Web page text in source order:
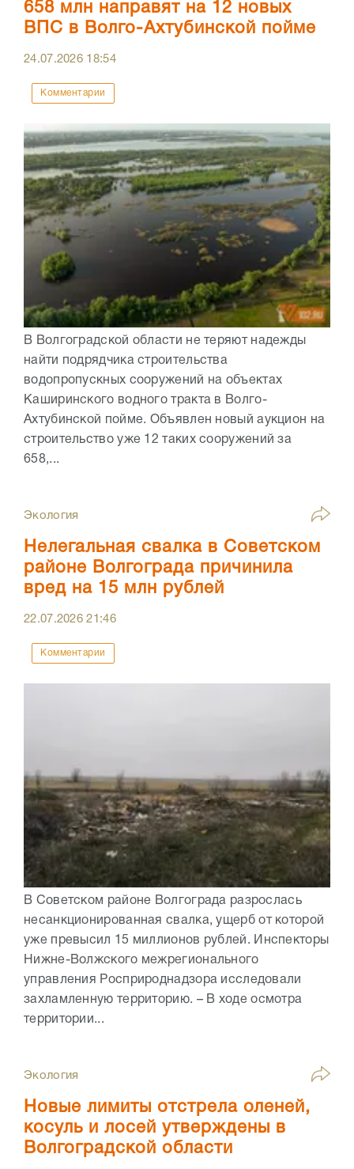
658 млн направят на 12 новых
ВПС в Волго-Ахтубинской пойме
24.07.2026 18:54
Комментарии
В Волгоградской области не теряют надежды
найти подрядчика строительства
водопропускных сооружений на объектах
Каширинского водного тракта в Волго-
Ахтубинской пойме. Объявлен новый аукцион на
строительство уже 12 таких сооружений за
658,...
Экология
Нелегальная свалка в Советском
районе Волгограда причинила
вред на 15 млн рублей
22.07.202621:46
Комментарии
В Советском районе Волгограда разрослась
несанкционированная свалка, ущерб от которой
уже превысил 15 миллионов рублей. Инспекторы
Нижне-Волжского межрегионального
управления Росприроднадзора исследовали
захламленную территорию. – В ходе осмотра
территории...
Экология
Новые лимиты отстрела оленей,
косуль и лосей утверждены в
Волгоградской области